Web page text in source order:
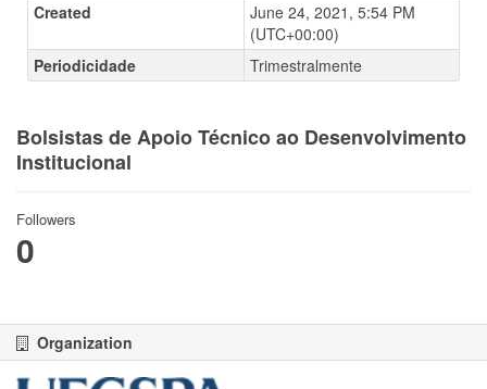
Created
June 24, 2021, 5:54 PM
(UTC+00:00)
Periodicidade
Trimestralmente
Bolsistas de Apoio Técnico ao Desenvolvimento
Institucional
Followers
0
Organization